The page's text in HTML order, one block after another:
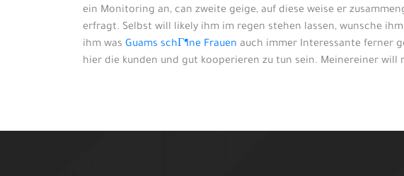
ein Monitoring an, can zweite geige, auf diese weise er
erfragt. Selbst will likely ihm im regen stehen lassen, wunsche
ihm was Guams schГ¶ne Frauen auch immer Interessante ferner
hier die kunden und gut kooperieren zu tun sein. Meinereiner